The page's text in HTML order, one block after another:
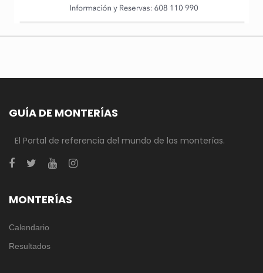
GUÍA DE MONTERÍAS
El Portal de referencia del mundo de las monterías.
MONTERÍAS
Calendario
Resultados